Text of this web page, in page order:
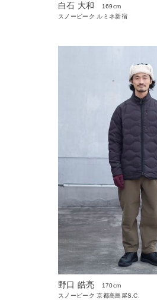
白石 大和
169cm
スノーピーク ルミネ新宿
野口 皓亮
170cm
スノーピーク 京都高島屋S.C.